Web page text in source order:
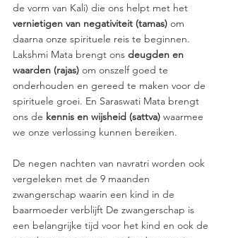
de vorm van Kali) die ons helpt met het
vernietigen van negativiteit (tamas) om
daarna onze spirituele reis te beginnen.
Lakshmi Mata brengt ons deugden en
waarden (rajas) om onszelf goed te
onderhouden en gereed te maken voor de
spirituele groei. En Saraswati Mata brengt
ons de kennis en wijsheid (sattva) waarmee
we onze verlossing kunnen bereiken.
De negen nachten van navratri worden ook
vergeleken met de 9 maanden
zwangerschap waarin een kind in de
baarmoeder verblijft De zwangerschap is
een belangrijke tijd voor het kind en ook de